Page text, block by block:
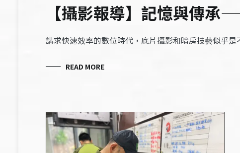
【攝影報導】記憶與傳
講求快速效率的數位時代，底片攝影和暗房技藝似乎
READ MORE